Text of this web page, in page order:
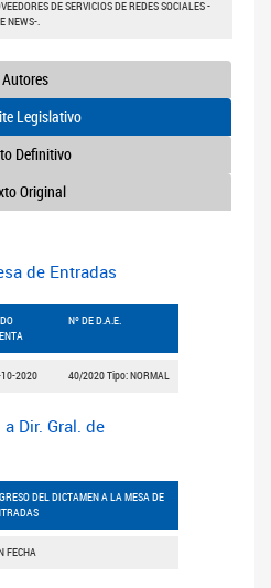
DE SERVICIOS DE REDES SOCIALES -
NEWS-.
Autores
Legislativo
Definitivo
Original
de Entradas
Nº DE D.A.E.
2020 40/2020 Tipo: NORMAL
Dir. Gral. de
DEL DICTAMEN A LA MESA DE
FECHA